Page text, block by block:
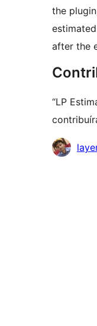
the
after the
“LP